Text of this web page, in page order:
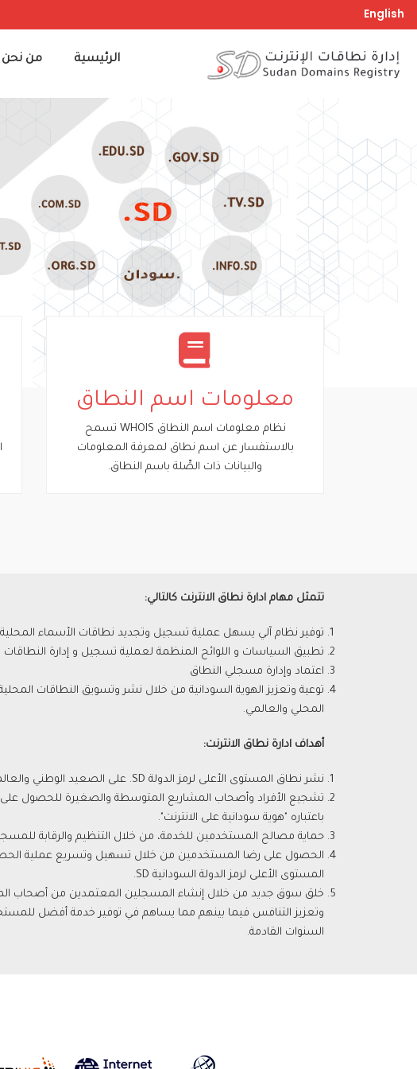
تجاوز
إلى
الرئيسي
English
Search
الرئيسية من نحن
معلومات اسم النطاق
نظام معلومات اسم النطاق WHOIS تسمح
بالاستفسار عن اسم نطاق لمعرفة المعلومات
والبيانات ذات الصِّلة باسم النطاق.
تتمثل مهام ادارة نطاق الانترنت كالتالي:
توفير نظام آلي يسهل عملية تسجيل وتجديد نطاقات الأسماء المحلية
تطبيق السياسات و اللوائح المنظمة لعملية تسجيل و إدارة النطاقات
اعتماد وإدارة مسجلي النطاق
توعية وتعزيز الهوية السودانية من خلال نشر وتسويق النطاقات
المحلي والعالمي.
أهداف ادارة نطاق الانترنت:
نشر نطاق المستوى الأعلى لرمز الدولة SD. على الصعيد الوطني والعالمي.
تشجيع الأفراد وأصحاب المشاريع المتوسطة والصغيرة للحصول
باعتباره "هوية سودانية على الانترنت".
حماية مصالح المستخدمين للخدمة، من خلال التنظيم والرقابة
الحصول على رضا المستخدمين من خلال تسهيل وتسريع عملية
المستوى الأعلى لرمز الدولة السودانية SD.
خلق سوق جديد من خلال إنشاء المسجلين المعتمدين من أصحاب
وتعزيز التنافس فيما بينهم مما يساهم في توفير خدمة أفضل
السنوات القادمة.